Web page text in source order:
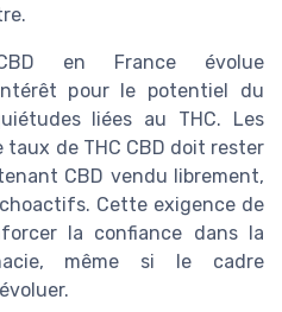
en France évolue
pour le potentiel du
liées au THC. Les
de THC CBD doit rester
CBD vendu librement,
Cette exigence de
la confiance dans la
même si le cadre